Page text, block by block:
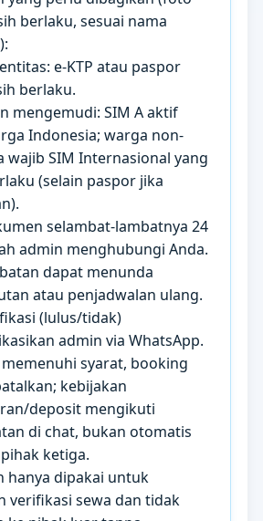
berlaku, sesuai nama
e-KTP atau paspor
berlaku.
mengemudi: SIM A aktif
Indonesia; warga non-
wajib SIM Internasional yang
(selain paspor jika
selambat-lambatnya 24
admin menghubungi Anda.
dapat menunda
atau penjadwalan ulang.
(lulus/tidak)
admin via WhatsApp.
memenuhi syarat, booking
kebijakan
deposit mengikuti
di chat, bukan otomatis
ketiga.
hanya dipakai untuk
verifikasi sewa dan tidak